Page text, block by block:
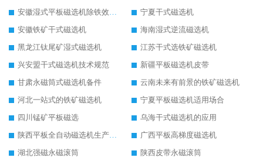
安徽湿式平板磁选机除铁效果怎么样
宁夏干式磁选机
安徽铁矿干式磁选机
海南湿式逆流磁选机
黑龙江钛尾矿湿式磁选机
江苏干式选铁矿磁选机
兴安盟干式磁选机技术规范
新疆平板磁选机皮带
甘肃永磁筒式磁选机备件
云南未来有前景的铁矿磁选机
河北一站式的铁矿磁选机
宁夏平板磁选机适用场合
四川锰矿平板磁选
乌海干式磁选机的应用
陕西平板全自动磁选机生产厂家
广西平板高梯度磁选机
湖北强磁永磁滚筒
陕西皮带永磁滚筒